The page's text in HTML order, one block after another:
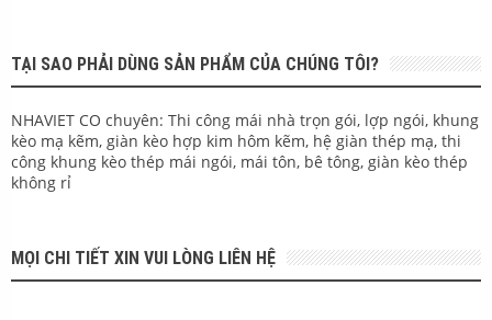
TẠI SAO PHẢI DÙNG SẢN PHẨM CỦA CHÚNG TÔI?
NHAVIET CO chuyên: Thi công mái nhà trọn gói, lợp ngói, khung
kèo mạ kẽm, giàn kèo hợp kim hôm kẽm, hệ giàn thép mạ, thi
công khung kèo thép mái ngói, mái tôn, bê tông, giàn kèo thép
không rỉ
MỌI CHI TIẾT XIN VUI LÒNG LIÊN HỆ